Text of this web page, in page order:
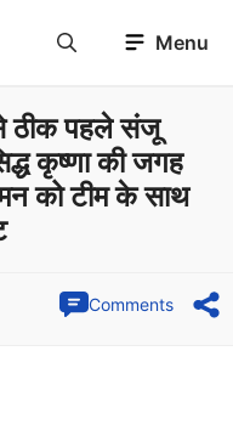
Menu
ठीक पहले संजू
कृष्णा की जगह
को टीम के साथ
Comments